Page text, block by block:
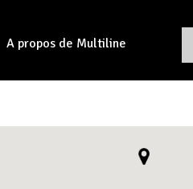
A propos de Multiline